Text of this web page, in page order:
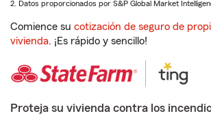
2. Datos proporcionados por S&P Global Market
Comience su cotización de seguro de
vivienda. ¡Es rápido y sencillo!
Proteja su vivienda contra los